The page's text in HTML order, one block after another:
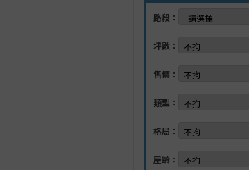
路段：
坪數：
售價：
類型：
格局：
屋齡：